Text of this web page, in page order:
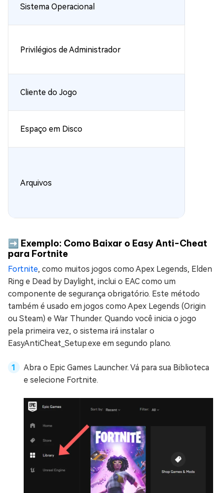
Sistema Operacional
Privilégios de Administrador
Cliente do Jogo
Espaço em Disco
Arquivos
➡️ Exemplo: Como Baixar o Easy Anti-Cheat
para Fortnite
Fortnite, como muitos jogos como Apex Legends, Elden
Ring e Dead by Daylight, inclui o EAC como um
componente de segurança obrigatório. Este método
também é usado em jogos como Apex Legends (Origin
ou Steam) e War Thunder. Quando você inicia o jogo
pela primeira vez, o sistema irá instalar o
EasyAntiCheat_Setup.exe em segundo plano.
Abra o Epic Games Launcher. Vá para sua Biblioteca
e selecione Fortnite.